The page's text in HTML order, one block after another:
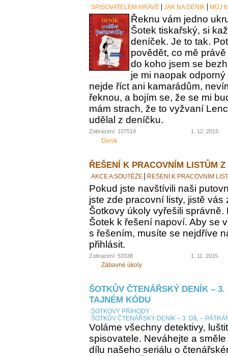
SPISOVATELEM HRAVĚ JAK NA DENÍK MŮJ
Řeknu vám jedno
Šotek tiskařský, si
deníček. Je to tak.
povědět, co mě
do koho jsem se
je mi naopak
nejde říct ani kamarádům,
řeknou, a bojím se, že se mi
mám strach, že to vyžvaní
udělal z deníčku.
Zobrazení: 107514 1. 12. 2015
Deník
ŘEŠENÍ K PRACOVNÍM LISTŮM Z
AKCE A SOUTĚŽE ŘEŠENÍ K PRACOVNÍM
Pokud jste navštívili naši
jste zde pracovní listy, jistě vás
Šotkovy úkoly vyřešili
Šotek k řešení napoví. Aby se
s řešením, musíte se nejdříve
přihlásit.
Zobrazení: 53338 1. 11. 2015
Zábavné úkoly
ŠOTKŮV ČTENÁŘSKÝ DENÍK –
TAJNÉM KÓDU
ŠOTKOVY PŘÍHODY
ŠOTKŮV ČTENÁŘSKÝ DENÍK – 3. DÍL –
Voláme všechny detektivy,
spisovatele. Neváhejte a
dílu našeho seriálu o